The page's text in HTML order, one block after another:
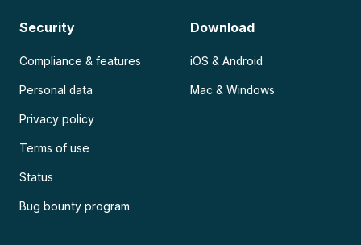
Security
Compliance & features
Personal data
Privacy policy
Terms of use
Status
Bug bounty program
Download
iOS & Android
Mac & Windows